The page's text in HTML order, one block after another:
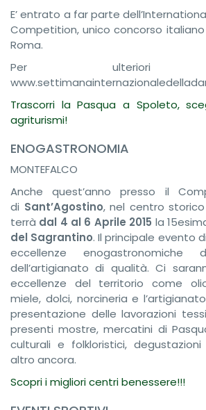
E’ entrato a far parte
Competition, unico concorso
Roma.
Per ulteriori
Trascorri la Pasqua a Spoleto,
agriturismi!
ENOGASTRONOMIA
MONTEFALCO
Anche quest’anno presso il
di Sant’Agostino, nel centro
terrà dal 4 al 6 Aprile 2015 la
del Sagrantino. Il principale evento
eccellenze
dell’artigianato di qualità. Ci
eccellenze del territorio come
miele, dolci, norcineria e
presentazione delle lavorazioni
presenti mostre, mercatini di
culturali e folkloristici,
altro ancora.
Scopri i migliori centri benessere!!!